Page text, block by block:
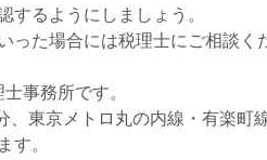
するようにしましょう。
った場合には税理士にご相談く
事務所です。
、東京メトロ丸の内線・有楽
す。